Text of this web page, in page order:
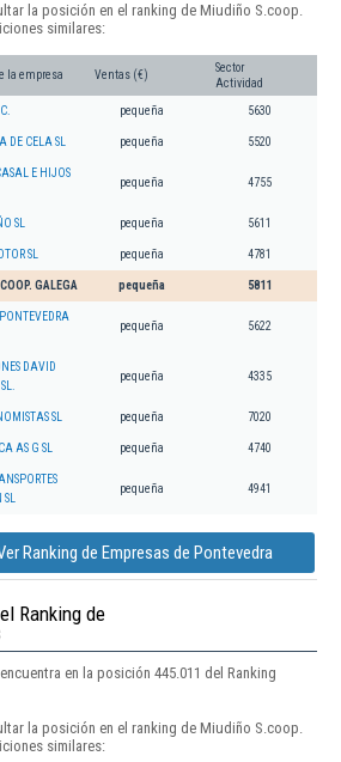
la posición en el ranking de Miudiño S.coop.
similares:
la empresa Ventas (€)
Sector
Actividad
pequeña 5630
DE CELA SL pequeña 5520
E HIJOS
pequeña 4755
SL pequeña 5611
SL pequeña 4781
GALEGA pequeña 5811
pequeña 5622
DAVID
pequeña 4335
SL pequeña 7020
AS G SL pequeña 4740
SL
pequeña 4941
Ranking de Empresas de Pontevedra
Ranking de
en la posición 445.011 del Ranking
la posición en el ranking de Miudiño S.coop.
similares: